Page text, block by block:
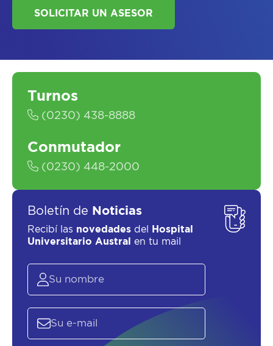
SOLICITAR UN ASESOR
Turnos
(0230) 438-8888
Conmutador
(0230) 448-2000
Boletín de Noticias
Recibí las novedades del
Hospital
Universitario Austral
en tu mail